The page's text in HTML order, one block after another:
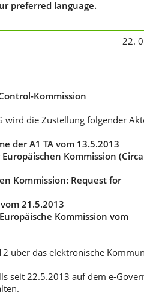
preferred language.
22.
Kommission
wird die Zustellung folgender
der A1 TA vom 13.5.2013
Kommission (Circa
Kommission: Request for
21.5.2013
Kommission vom
über das elektronische
seit 22.5.2013 auf dem e-